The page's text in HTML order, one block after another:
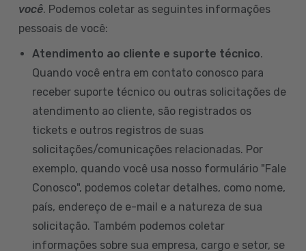
você. Podemos coletar as seguintes informações
pessoais de você:
Atendimento ao cliente e suporte técnico.
Quando você entra em contato conosco para
receber suporte técnico ou outras solicitações de
atendimento ao cliente, são registrados os
tickets e outros registros de suas
solicitações/comunicações relacionadas. Por
exemplo, quando você usa nosso formulário "Fale
Conosco", podemos coletar detalhes, como nome,
país, endereço de e-mail e a natureza de sua
solicitação. Também podemos coletar
informações sobre sua empresa, cargo e setor, se